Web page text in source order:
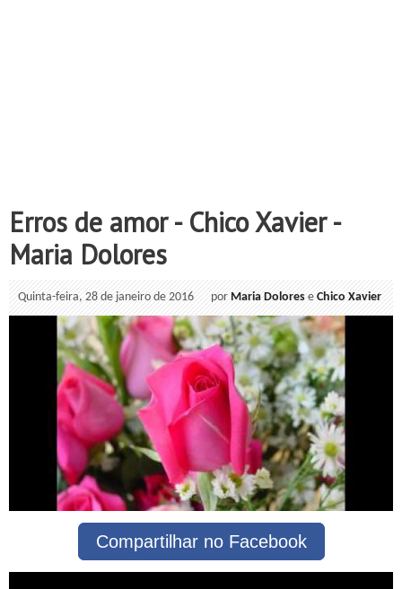
Erros de amor - Chico Xavier -
Maria Dolores
Quinta-feira, 28 de janeiro de 2016 porMaria Dolores eChico Xavier
Compartilhar no Facebook